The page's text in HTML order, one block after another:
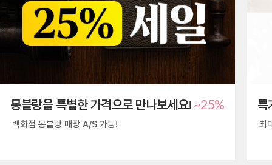
몽블랑을 특별한 가격으로 만나보세요! ~25%
백화점 몽블랑 매장 A/S 가능!
특
최